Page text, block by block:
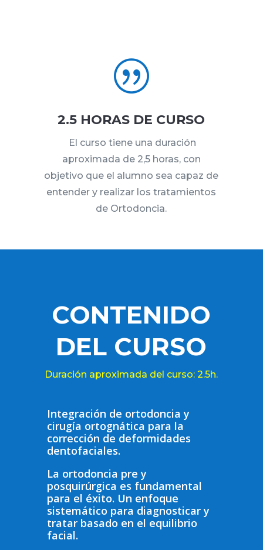
|
2.5 HORAS DE CURSO
El curso tiene una duración
aproximada de 2,5 horas, con
objetivo que el alumno sea capaz de
entender y realizar los tratamientos
de Ortodoncia.
CONTENIDO
DEL CURSO
Duración aproximada del curso: 2.5h.
Integración de ortodoncia y
cirugía ortognática para la
corrección de deformidades
dentofaciales.
La ortodoncia pre y
posquirúrgica es fundamental
para el éxito. Un enfoque
sistemático para diagnosticar y
tratar basado en el equilibrio
facial.